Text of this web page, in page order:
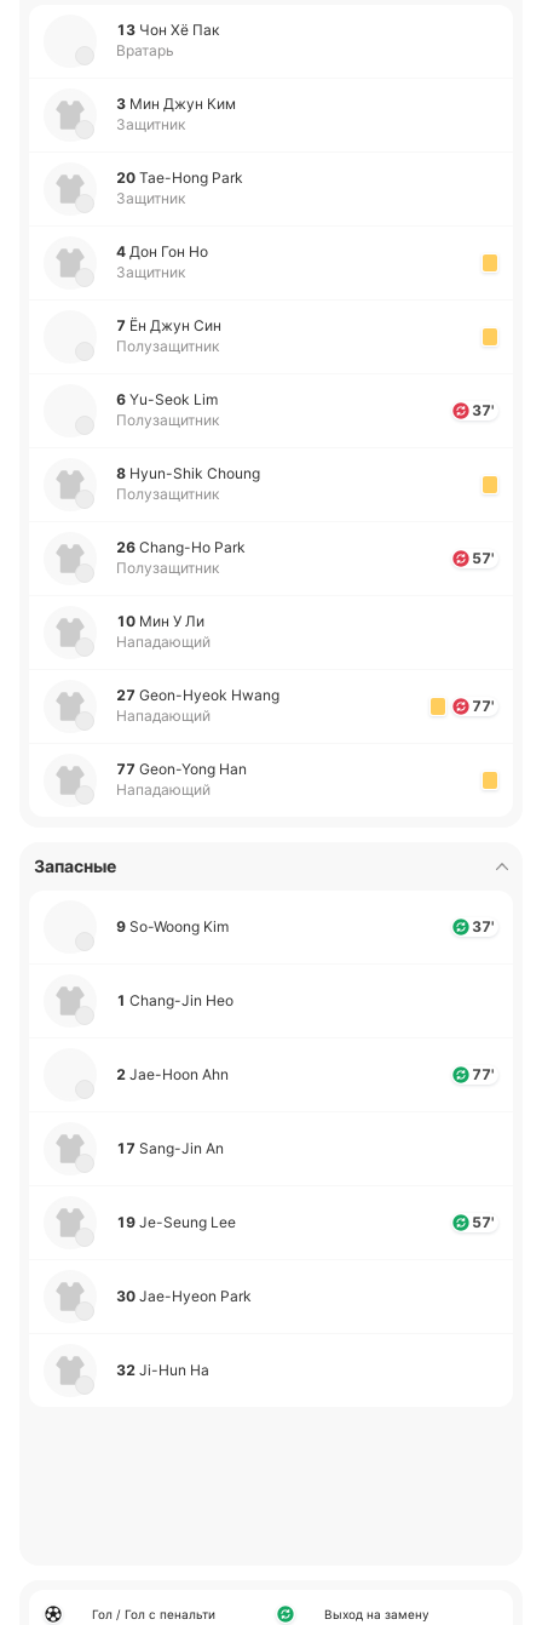
13 Чон Хё Пак
Вратарь
3 Мин Джун Ким
Защитник
20 Tae-Hong Park
Защитник
4 Дон Гон Но
Защитник
7 Ён Джун Син
Полузащитник
6 Yu-Seok Lim
Полузащитник
37'
8 Hyun-Shik Choung
Полузащитник
26 Chang-Ho Park
Полузащитник
57'
10 Мин У Ли
Нападающий
27 Geon-Hyeok Hwang
Нападающий
77'
77 Geon-Yong Han
Нападающий
Запасные
9 So-Woong Kim 37'
1 Chang-Jin Heo
2 Jae-Hoon Ahn 77'
17 Sang-Jin An
19 Je-Seung Lee 57'
30 Jae-Hyeon Park
32 Ji-Hun Ha
Гол / Гол с пенальти Выход на замену